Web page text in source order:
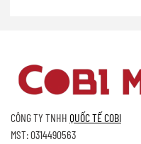
CÔNG TY TNHH QUỐC TẾ COBI
MST: 0314490563